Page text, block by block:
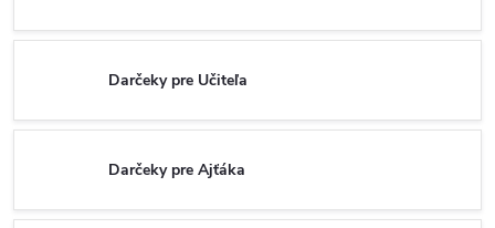
Darčeky pre Učiteľa
Darčeky pre Ajťáka